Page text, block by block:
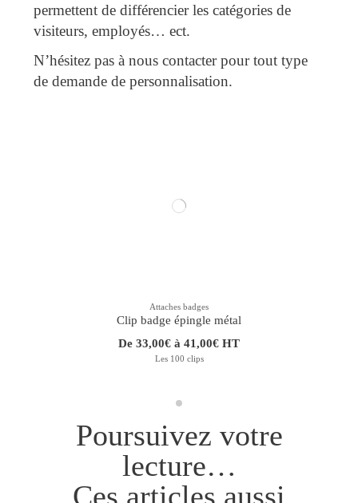
permettent de différencier les catégories de
visiteurs, employés… ect.
N’hésitez pas à nous contacter pour tout type
de demande de personnalisation.
Attaches badges
Clip badge épingle métal
De 33,00€ à 41,00€ HT
Les 100 clips
Poursuivez votre
lecture…
Ces articles aussi